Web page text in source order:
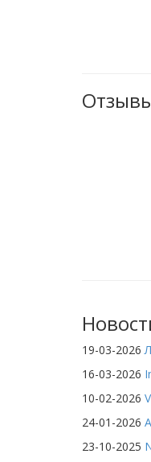
19-03-2026
16-03-2026
10-02-2026
24-01-2026
23-10-2025